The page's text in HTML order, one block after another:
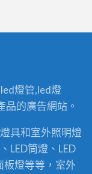
燈管,led燈
品的廣告網站。
具和室外照明燈
LED筒燈、LED
板燈等等，室外